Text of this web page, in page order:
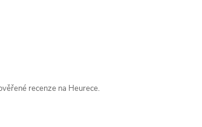
recenze na Heurece.